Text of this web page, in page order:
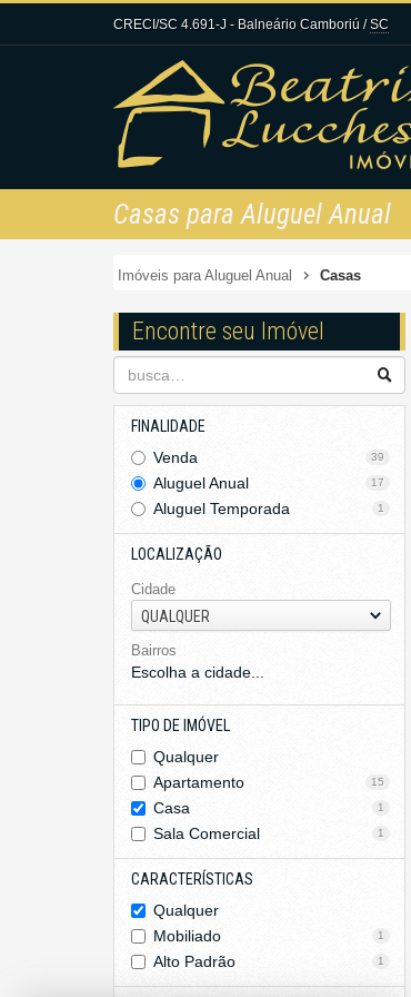
CRECI/SC 4.691-J - Balneário Camboriú /SC
Casas para Aluguel Anual
Imóveis para Aluguel Anual Casas
Encontre seu Imóvel
FINALIDADE
Venda
39
Aluguel Anual 17
Aluguel Temporada 1
LOCALIZAÇÃO
Cidade
QUALQUER
Bairros
Escolha a cidade...
TIPO DE IMÓVEL
Qualquer
Apartamento
15
Casa 1
Sala Comercial 1
CARACTERÍSTICAS
Qualquer
Mobiliado
1
Alto Padrão 1